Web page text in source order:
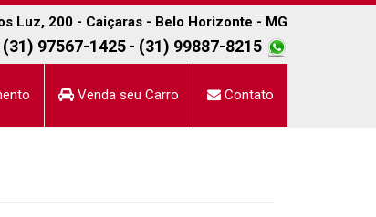
Luz, 200 - Caiçaras - Belo Horizonte - MG
97567-1425- (31) 99887-8215
Venda seu Carro Contato